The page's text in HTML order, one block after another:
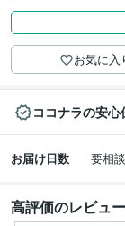
お気に入
ココナラの安心
お届け日数 要相談
高評価のレビュー